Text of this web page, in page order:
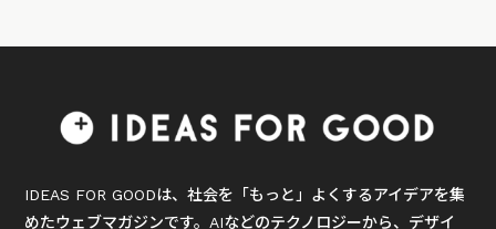
IDEAS FOR GOODは、社会を「もっと」よくするアイデアを集
めたウェブマガジンです。AIなどのテクノロジーから、デザイ